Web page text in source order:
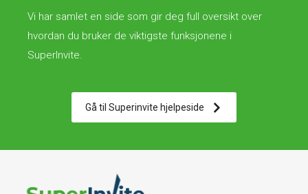
Vi har samlet en side som gir deg full oversikt over
hvordan du bruker de viktigste funksjonene i
SuperInvite.
Gå til Superinvite hjelpeside